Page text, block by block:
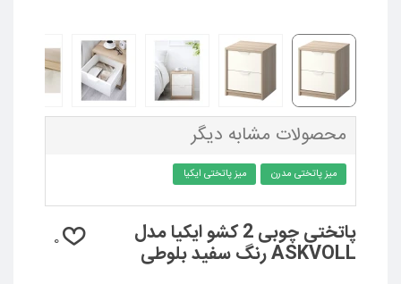
محصولات مشابه دیگر
میز پاتختی مدرن میز پاتختی ایکیا
پاتختی چوبی 2 کشو ایکیا مدل
ASKVOLL رنگ سفید بلوطی 0